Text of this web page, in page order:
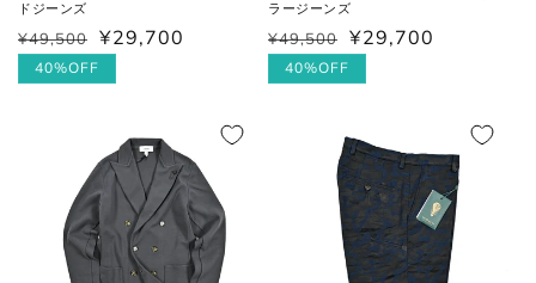
ドジーンズ
通
常
¥49,500
セ
ー
¥29,700
40%OFF
ラージーンズ
通
常
¥49,500
セ
ー
¥29,700
40%OFF
股上
フロントの上端から股下の縫い目
シームに沿った裾までの長さ。
太腿幅
(ワタリ
幅)
股下の縫い目の交点から、5cm裾
方向へ下がった位置の端と端を結
んだ長さ。